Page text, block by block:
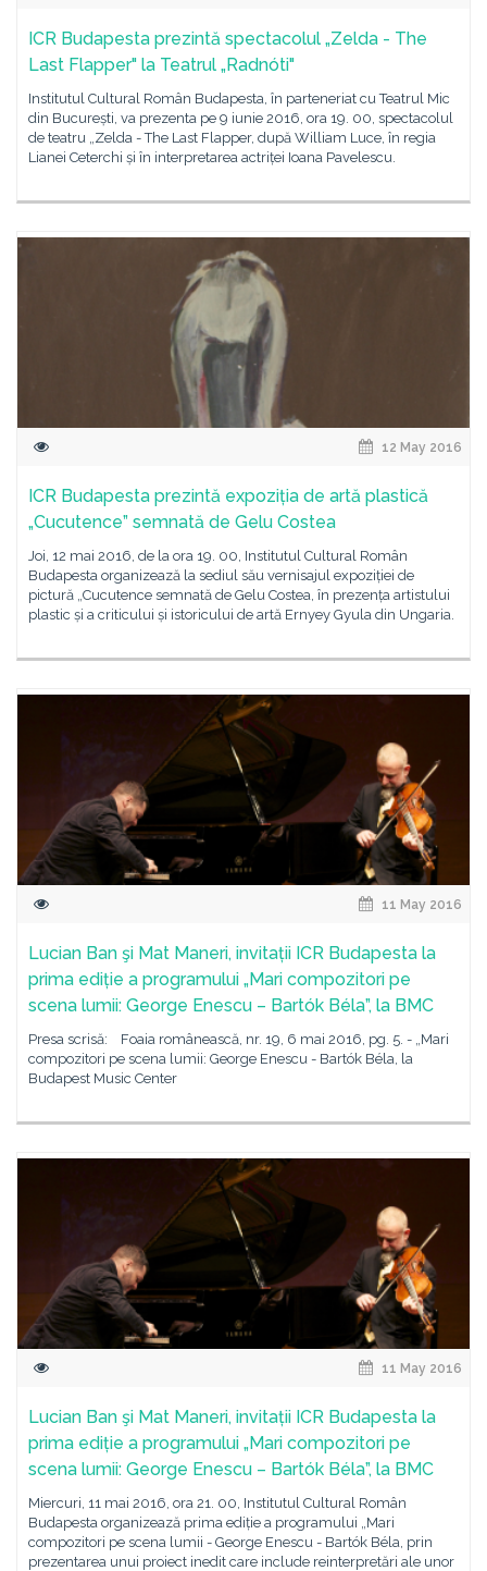
ICR Budapesta prezintă spectacolul „Zelda - The
Last Flapper" la Teatrul „Radnóti"
Institutul Cultural Român Budapesta, în parteneriat cu Teatrul Mic
din București, va prezenta pe 9 iunie 2016, ora 19. 00, spectacolul
de teatru „Zelda - The Last Flapper, după William Luce, în regia
Lianei Ceterchi și în interpretarea actriței Ioana Pavelescu.
12 May 2016
ICR Budapesta prezintă expoziția de artă plastică
„Cucutence” semnată de Gelu Costea
Joi, 12 mai 2016, de la ora 19. 00, Institutul Cultural Român
Budapesta organizează la sediul său vernisajul expoziției de
pictură „Cucutence semnată de Gelu Costea, în prezența artistului
plastic și a criticului și istoricului de artă Ernyey Gyula din Ungaria.
11 May 2016
Lucian Ban şi Mat Maneri, invitații ICR Budapesta la
prima ediție a programului „Mari compozitori pe
scena lumii: George Enescu – Bartók Béla”, la BMC
Presa scrisă: Foaia românească, nr. 19, 6 mai 2016, pg. 5. - „Mari
compozitori pe scena lumii: George Enescu - Bartók Béla, la
Budapest Music Center
11 May 2016
Lucian Ban şi Mat Maneri, invitații ICR Budapesta la
prima ediție a programului „Mari compozitori pe
scena lumii: George Enescu – Bartók Béla”, la BMC
Miercuri, 11 mai 2016, ora 21. 00, Institutul Cultural Român
Budapesta organizează prima ediție a programului „Mari
compozitori pe scena lumii - George Enescu - Bartók Béla, prin
prezentarea unui proiect inedit care include reinterpretări ale unor